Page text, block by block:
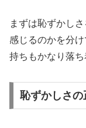
まずは恥ずかし
感じるのかを分
持ちもかなり落ち
恥ずかしさ